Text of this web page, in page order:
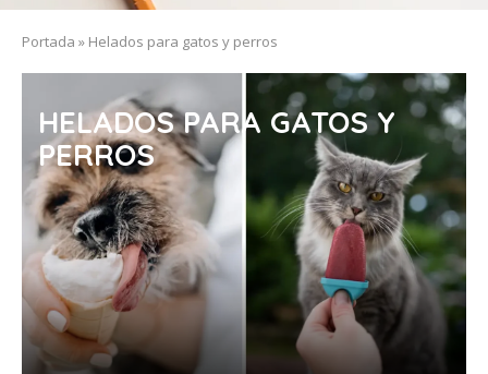
Portada » Helados para gatos y perros
HELADOS PARA GATOS Y
PERROS